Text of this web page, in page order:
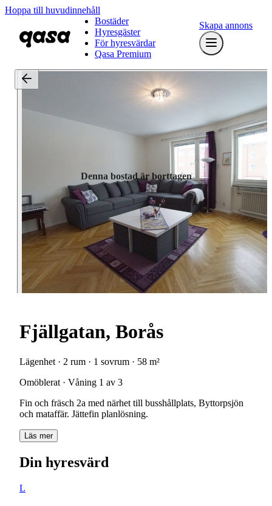
Hoppa till huvudinnehåll
Bostäder
Hyresgäster
För hyresvärdar
Qasa Premium
Skapa annons
Denna bostad är borttagen
Fjällgatan, Borås
Lägenhet · 2 rum · 1 sovrum · 58 m²
Omöblerat · Våning 1 av 3
Fin och fräsch 2a med närhet till busshållplats, Byttorpsjön
och mataffär. Jättefin planlösning.
Läs mer
Din hyresvärd
L